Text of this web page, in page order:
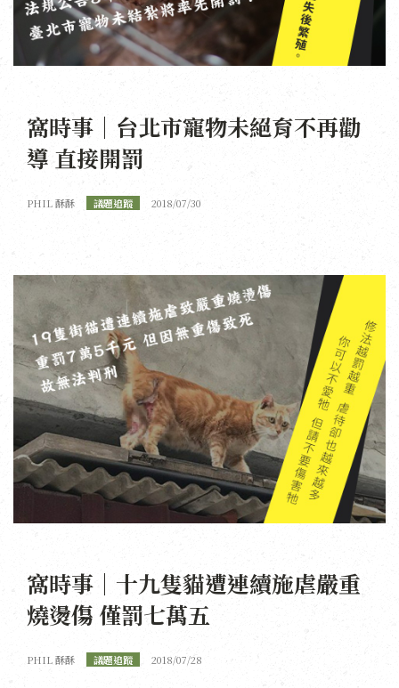
窩時事｜台北市寵物未絕育不再勸
導 直接開罰
PHIL 酥酥 議題追蹤 2018/07/30
窩時事｜十九隻貓遭連續施虐嚴重
燒燙傷 僅罰七萬五
PHIL 酥酥 議題追蹤 2018/07/28